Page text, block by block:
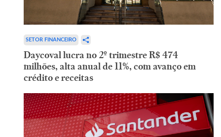
SETOR FINANCEIRO
Daycoval lucra no 2º trimestre R$ 474
milhões, alta anual de 11%, com avanço em
crédito e receitas